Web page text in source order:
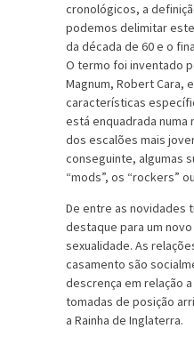
cronológicos, a
podemos delimitar
da década de 60 e o
O termo foi inventado
Magnum, Robert Cara,
características
está enquadrada numa
dos escalões mais
conseguinte, algumas
“mods”, os “rockers”
De entre as novidades
destaque para um
sexualidade. As
casamento são
descrença em relação
tomadas de posição
a Rainha de Inglaterra.